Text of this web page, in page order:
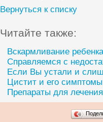
Вернуться к списку
Читайте также:
Вскармливание
Справляемся с
Если Вы устали и
Цистит и его симптомы
Препараты для